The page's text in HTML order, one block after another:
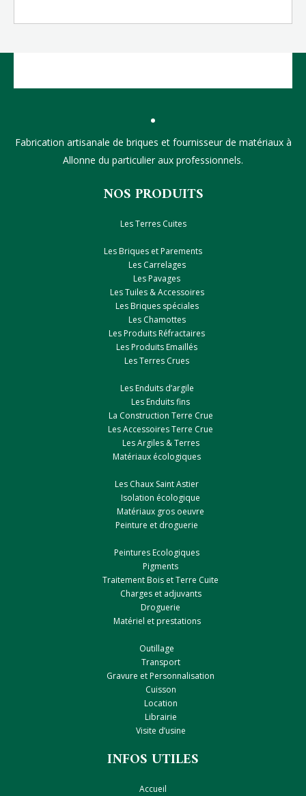
Fabrication artisanale de briques et fournisseur de matériaux à
Allonne du particulier aux professionnels.
NOS PRODUITS
Les Terres Cuites
Les Briques et Parements
Les Carrelages
Les Pavages
Les Tuiles & Accessoires
Les Briques spéciales
Les Chamottes
Les Produits Réfractaires
Les Produits Emaillés
Les Terres Crues
Les Enduits d’argile
Les Enduits fins
La Construction Terre Crue
Les Accessoires Terre Crue
Les Argiles & Terres
Matériaux écologiques
Les Chaux Saint Astier
Isolation écologique
Matériaux gros oeuvre
Peinture et droguerie
Peintures Ecologiques
Pigments
Traitement Bois et Terre Cuite
Charges et adjuvants
Droguerie
Matériel et prestations
Outillage
Transport
Gravure et Personnalisation
Cuisson
Location
Librairie
Visite d’usine
INFOS UTILES
Accueil